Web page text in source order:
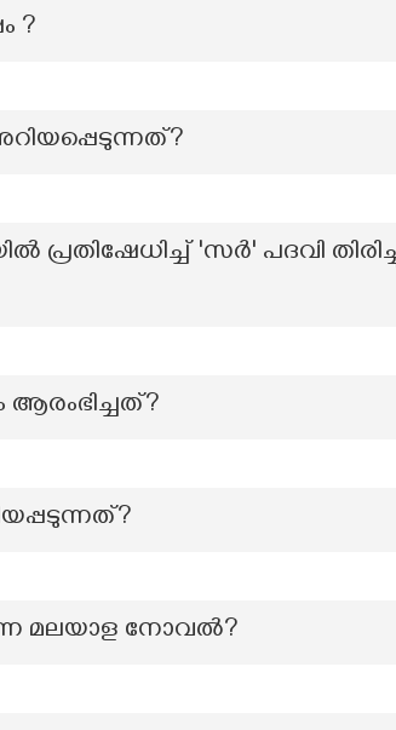
?
പ്രതിഷേധിച്ച് 'സർ' പദവി
ആരംഭിച്ചത്?
മലയാള നോവല്‍?